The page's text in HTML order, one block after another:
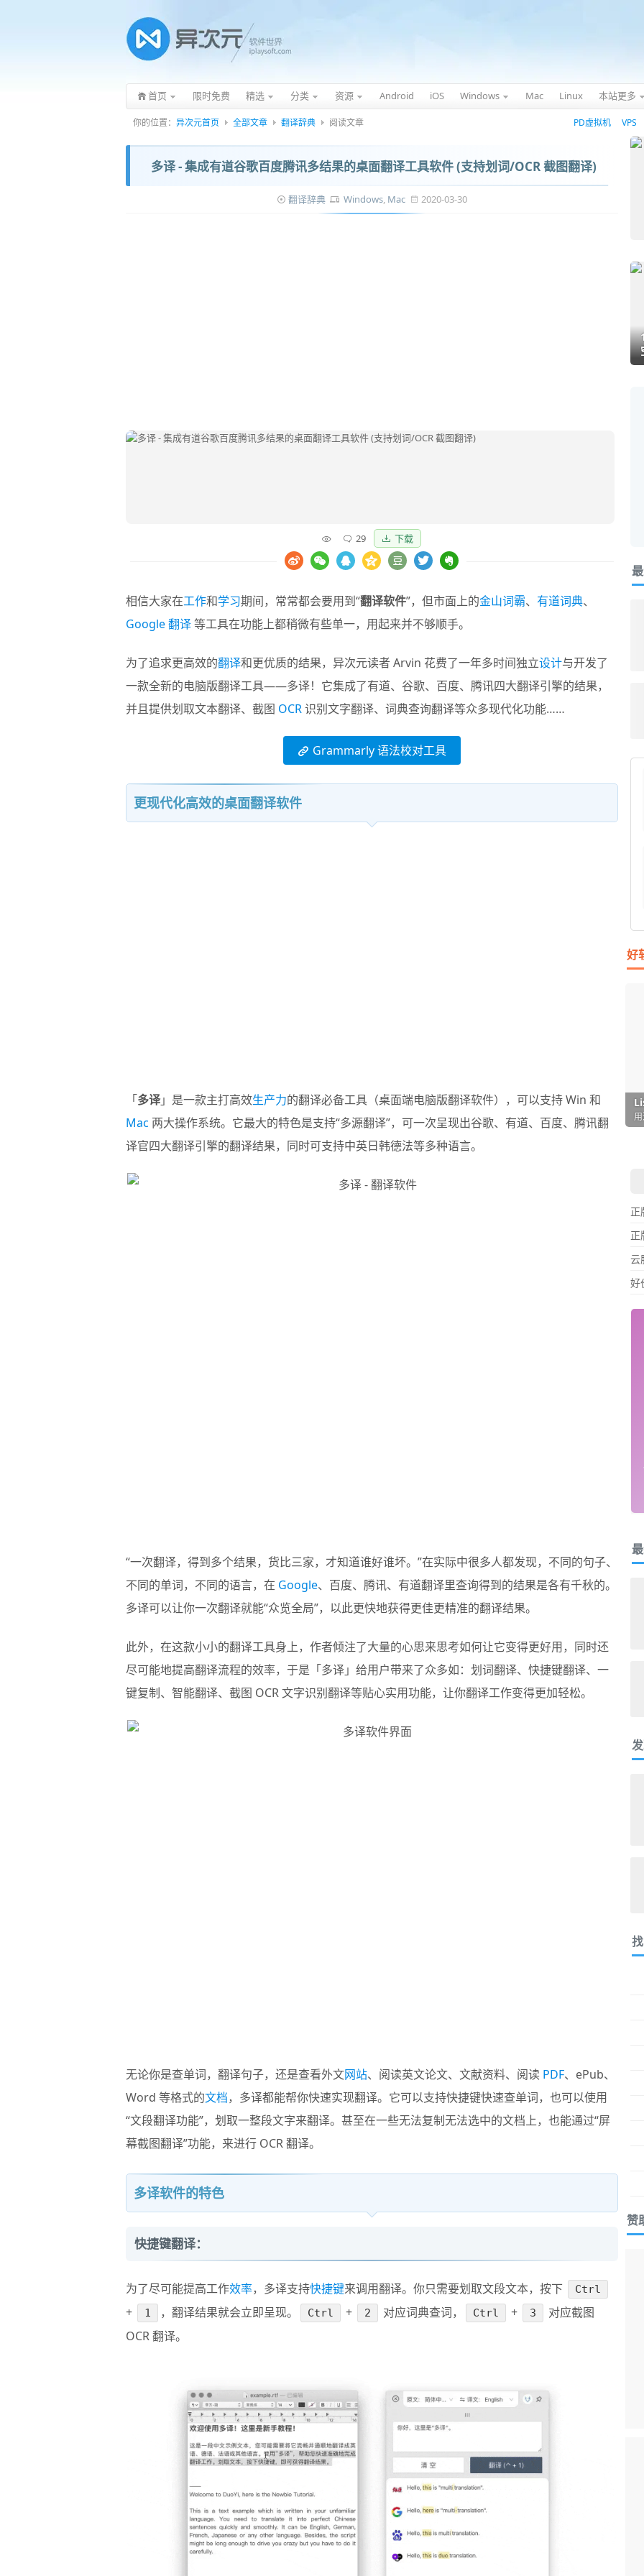
首页 限时免费 精选 分类 资源 Android iOS Windows Mac Linux 本站更多
你的位置： 异次元首页 全部文章 翻译辞典 阅读文章 PD虚拟机 VPS
多译 - 集成有道谷歌百度腾讯多结果的桌面翻译工具软件 (支持划词/OCR 截图翻译)
翻译辞典 Windows, Mac 2020-03-30
29 下载
相信大家在工作和学习期间，常常都会要用到“翻译软件”，但市面上的金山词霸、 有道词典、
Google 翻译等工具在功能上都稍微有些单一，用起来并不够顺手。
为了追求更高效的翻译和更优质的结果，异次元读者 Arvin 花费了一年多时间独立设计与开发了
一款全新的电脑版翻译工具——多译！它集成了有道、谷歌、百度、腾讯四大翻译引擎的结果，
并且提供划取文本翻译、截图 OCR识别文字翻译、词典查询翻译等众多现代化功能……
Grammarly 语法校对工具
更现代化高效的桌面翻译软件
「多译」是一款主打高效生产力的翻译必备工具（桌面端电脑版翻译软件），可以支持 Win 和
Mac 两大操作系统。它最大的特色是支持“多源翻译”，可一次呈现出谷歌、有道、百度、腾讯翻
译官四大翻译引擎的翻译结果，同时可支持中英日韩德法等多种语言。
“一次翻译，得到多个结果，货比三家，才知道谁好谁坏。”在实际中很多人都发现，不同的句子、
不同的单词，不同的语言，在 Google、百度、腾讯、有道翻译里查询得到的结果是各有千秋的。
多译可以让你一次翻译就能“众览全局”，以此更快地获得更佳更精准的翻译结果。
此外，在这款小小的翻译工具身上，作者倾注了大量的心思来思考如何让它变得更好用，同时还
尽可能地提高翻译流程的效率，于是「多译」给用户带来了众多如：划词翻译、快捷键翻译、一
键复制、智能翻译、截图 OCR 文字识别翻译等贴心实用功能，让你翻译工作变得更加轻松。
无论你是查单词，翻译句子，还是查看外文网站、阅读英文论文、文献资料、阅读 PDF、ePub、
Word 等格式的文档，多译都能帮你快速实现翻译。它可以支持快捷键快速查单词，也可以使用
“文段翻译功能”，划取一整段文字来翻译。甚至在一些无法复制无法选中的文档上，也能通过“屏
幕截图翻译”功能，来进行 OCR 翻译。
多译软件的特色
快捷键翻译：
为了尽可能提高工作效率，多译支持快捷键来调用翻译。你只需要划取文段文本，按下 Ctrl
+ 1 ，翻译结果就会立即呈现。 Ctrl + 2 对应词典查词， Ctrl + 3
对应截图
OCR 翻译。
好
正
正
云
好
赞